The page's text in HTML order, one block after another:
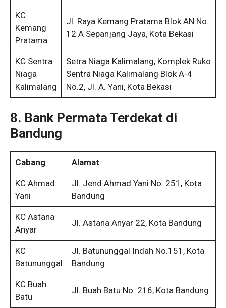
KC
Kemang
Pratama
Jl. Raya Kemang Pratama Blok AN No.
12 A Sepanjang Jaya, Kota Bekasi
KC Sentra
Niaga
Kalimalang
Setra Niaga Kalimalang, Komplek Ruko
Sentra Niaga Kalimalang Blok A-4
No.2, Jl. A. Yani, Kota Bekasi
8. Bank Permata Terdekat di
Bandung
Cabang Alamat
KC Ahmad
Yani
Jl. Jend Ahmad Yani No. 251, Kota
Bandung
KC Astana
Anyar
Jl. Astana Anyar 22, Kota Bandung
KC
Batununggal
Jl. Batununggal Indah No.151, Kota
Bandung
KC Buah
Batu
Jl. Buah Batu No. 216, Kota Bandung